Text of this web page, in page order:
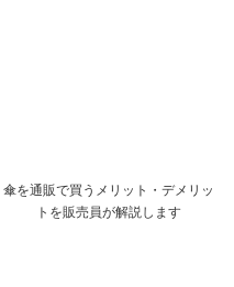
傘を通販で買うメリット・デメリッ
トを販売員が解説します